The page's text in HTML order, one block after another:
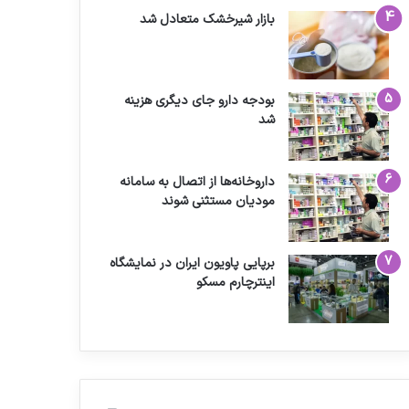
بازار شیرخشک متعادل شد
بودجه دارو جای دیگری هزینه
شد
داروخانه‌ها از اتصال به سامانه
مودیان مستثنی شوند
برپایی پاویون ایران در نمایشگاه
اینترچارم مسکو